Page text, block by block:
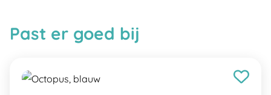
Past er goed bij